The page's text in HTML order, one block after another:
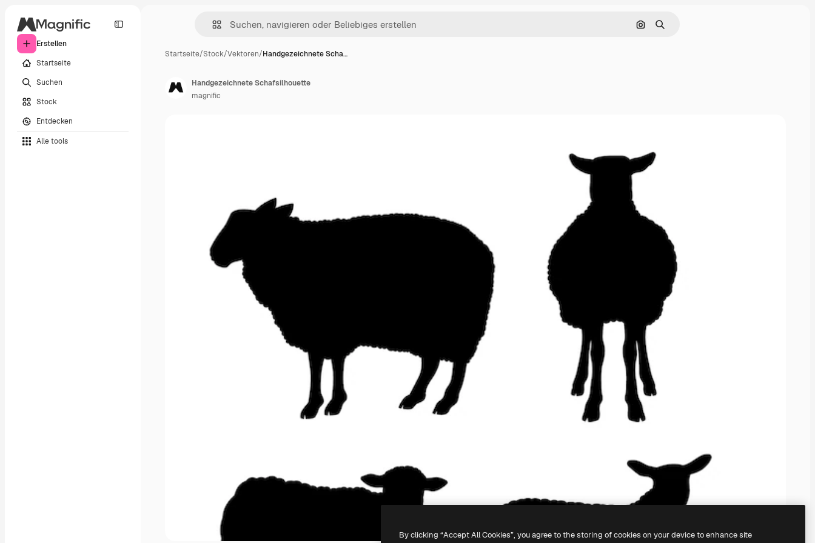
Erstellen
Startseite
Suchen
Stock
Entdecken
Alle tools
Nach Bild suchen
Suchen
Startseite/Stock/Vektoren/Handgezeichnete Scha…
Handgezeichnete Schafsilhouette
magnific
By clicking “Accept All Cookies”, you agree to the storing of cookies on your device to enhance site